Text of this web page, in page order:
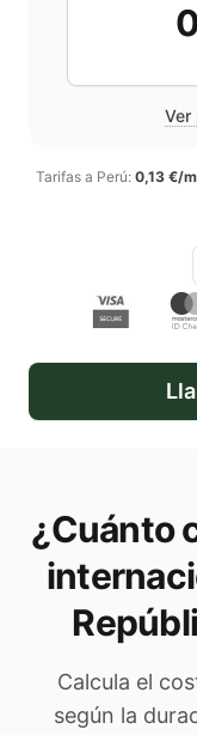
Ver
Tarifas a Perú: 0,13 €/
¿Cuánto
Calcula el
según la